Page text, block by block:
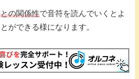
の関係性で音符を読んでいくとよ
ができる様になります。